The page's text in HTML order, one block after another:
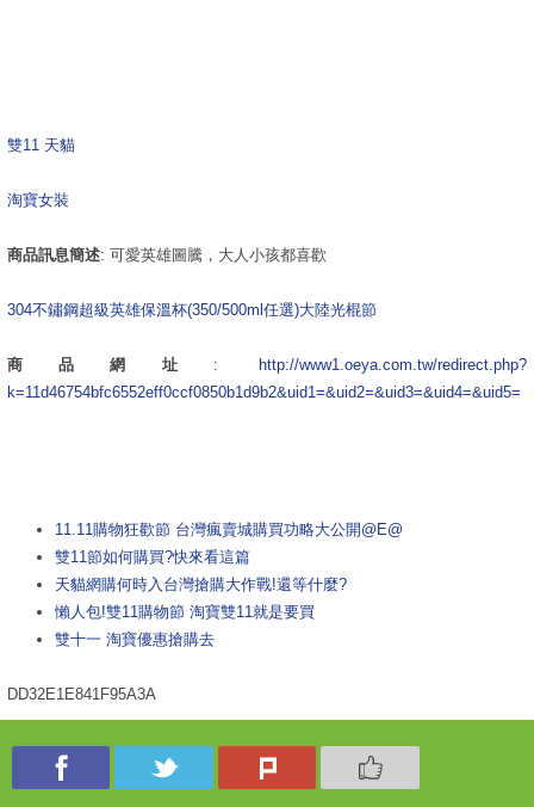
雙11 天貓
淘寶女裝
商品訊息簡述: 可愛英雄圖騰，大人小孩都喜歡
304不鏽鋼超級英雄保溫杯(350/500ml任選)大陸光棍節
商品網址 :
http://www1.oeya.com.tw/redirect.php?
k=11d46754bfc6552eff0ccf0850b1d9b2&uid1=&uid2=&uid3=&uid4=&uid5=
11.11購物狂歡節 台灣瘋賣城購買功略大公開@E@
雙11節如何購買?快來看這篇
天貓網購何時入台灣搶購大作戰!還等什麼?
懶人包!雙11購物節 淘寶雙11就是要買
雙十一 淘寶優惠搶購去
DD32E1E841F95A3A